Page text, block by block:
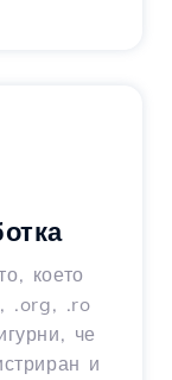
което
.org, .ro
че
и